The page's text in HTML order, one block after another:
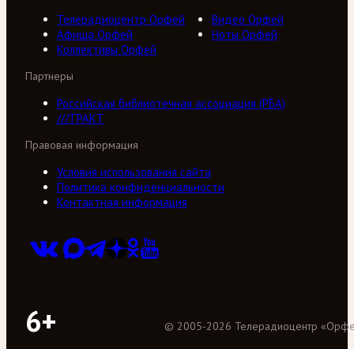
Телерадиоцентр Орфей
Видео Орфей
Афиша Орфей
Ноты Орфей
Коллективы Орфей
Партнеры
Российская библиотечная ассоциация (РБА)
///ТРАКТ
Правовая информация
Условия использования сайта
Политика конфиденциальности
Контактная информация
6+ © 2005-2026 Телерадиоцентр